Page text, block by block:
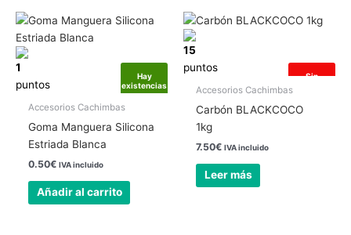
Hay
existencias
1
puntos
Accesorios Cachimbas
Goma Manguera Silicona
Estriada Blanca
0.50€ IVA incluido
Añadir al carrito
Sin
15
puntos
Accesorios Cachimbas
Carbón BLACKCOCO
1kg
7.50€ IVA incluido
Leer más